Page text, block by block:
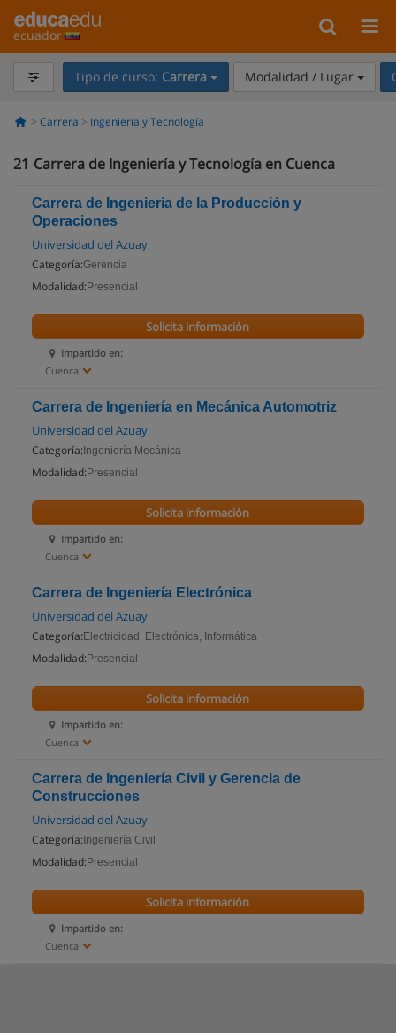
ecuador
Tipo de curso: Carrera Modalidad / Lugar
Carrera Ingeniería y Tecnología
21 Carrera de Ingeniería y Tecnología en Cuenca
Carrera de Ingeniería de la Producción y
Operaciones
Universidad del Azuay
Categoría:Gerencia
Modalidad: Presencial
Impartido en:
Cuenca
Solicita información
Carrera de Ingeniería en Mecánica Automotriz
Universidad del Azuay
Categoría: Ingeniería Mecánica
Modalidad: Presencial
Impartido en:
Cuenca
Solicita información
Carrera de Ingeniería Electrónica
Universidad del Azuay
Categoría: Electricidad, Electrónica, Informática
Modalidad: Presencial
Impartido en:
Cuenca
Solicita información
Carrera de Ingeniería Civil y Gerencia de
Construcciones
Universidad del Azuay
Categoría: Ingeniería Civil
Modalidad: Presencial
Impartido en:
Cuenca
Solicita información